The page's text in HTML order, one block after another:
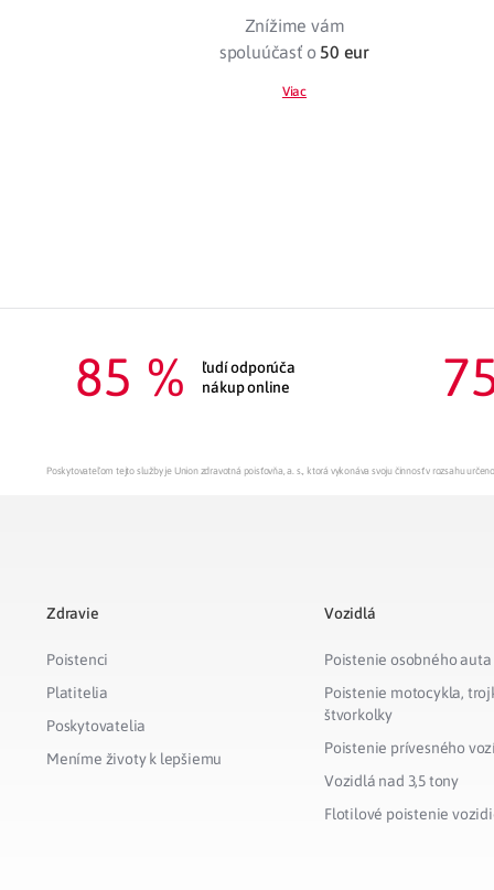
Znížime vám
spoluúčasť o 50 eur
Viac
85 %
ľudí odporúča
nákup online
Poskytovateľom tejto služby je Union zdravotná poisťovňa, a. s., ktorá vykonáva svoju činnosť v rozsahu
Zdravie
Poistenci
Platitelia
Poskytovatelia
Meníme životy k lepšiemu
Vozidlá
Poistenie osobného auta
Poistenie motocykla,
štvorkolky
Poistenie prívesného
Vozidlá nad 3,5 tony
Flotilové poistenie